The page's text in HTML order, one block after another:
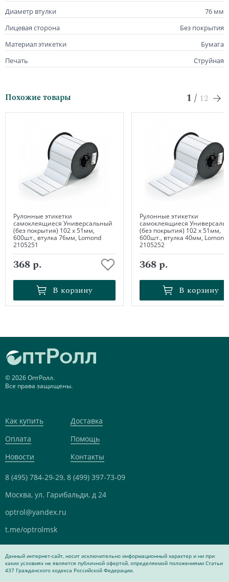
Диаметр втулки
76 мм
Лицевая сторона
Без покрытия
Материал этикетки
Бумага
Печать
Струйная
Похожие товары 1 / 12
Рулонные этикетки
самоклеящиеся Универсальный
(без покрытия) 102 х 51мм,
600шт., втулка 76мм, Lomond
2105251
368 р.
В корзину
В корзину
Рулонные этикетки
самоклеящиеся
(без покрытия) 102 х 51мм,
600шт., втулка 40мм, Lomond
2105252
368 р.
В корзину
В корзину
© 2026 ОптРолл.
Все права защищены.
Как купить
Доставка
Оплата
Помощь
Новости
Контакты
8 (495) 784-29-29, 8 (499) 397-73-09
Москва, ул. Гарибальди, д 24
optrol@yandex.ru
t.me/optrolmsk
Данный интернет-сайт, носит исключительно информационный характер и ни при
каких условиях не является публичной офертой, определяемой положениями Статьи
437 Гражданского кодекса Российской Федерации.